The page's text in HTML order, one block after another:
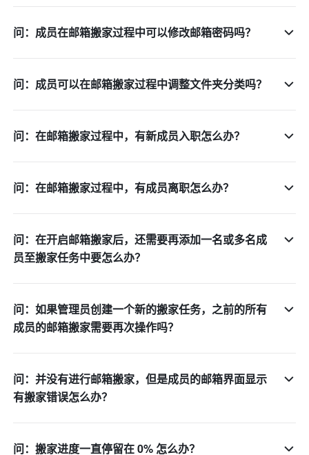
问：成员在邮箱搬家过程中可以修改邮箱密码吗？
问：成员可以在邮箱搬家过程中调整文件夹分类吗？
问：在邮箱搬家过程中，有新成员入职怎么办？
问：在邮箱搬家过程中，有成员离职怎么办？
问：在开启邮箱搬家后，还需要再添加一名或多名成
员至搬家任务中要怎么办？
问：如果管理员创建一个新的搬家任务，之前的所有
成员的邮箱搬家需要再次操作吗？
问：并没有进行邮箱搬家，但是成员的邮箱界面显示
有搬家错误怎么办？
问：搬家进度一直停留在 0% 怎么办？